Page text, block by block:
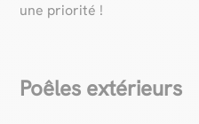
une priorité !
Poêles extérieurs